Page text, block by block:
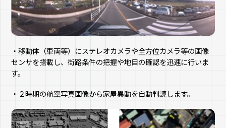
・移動体（車両等）にステレオカメラや全方位カメラ等の画像
センサを搭載し、街路条件の把握や地目の確認を迅速に行いま
す。
・２時期の航空写真画像から家屋異動を自動判読します。